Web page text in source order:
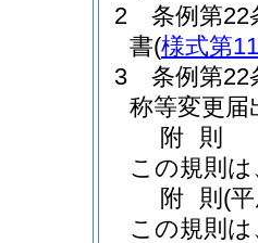
2
条例第22
書(様式第
3
条例第22
称等変更届
附 則
この規則
附 則 (
この規則